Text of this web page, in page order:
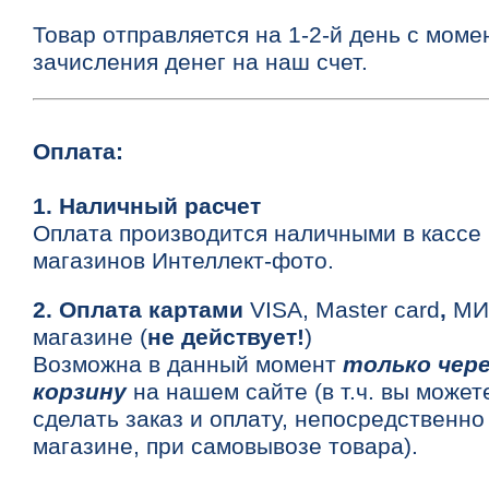
Товар отправляется на 1-2-й день с
зачисления денег на наш счет.
Оплата:
1. Наличный расчет
Оплата производится наличными в кассе
магазинов Интеллект-фото.
2. Оплата картами VISA, Master card,
магазине (не действует!)
Возможна в данный момент только
корзинуна нашем сайте (в т.ч. вы
сделать заказ и оплату,
магазине, при самовывозе товара).